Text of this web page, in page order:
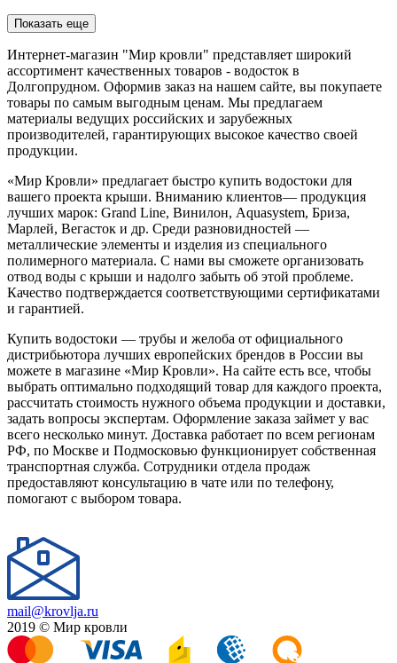
Показать еще
Интернет-магазин "Мир кровли" представляет широкий
ассортимент качественных товаров - водосток в
Долгопрудном. Оформив заказ на нашем сайте, вы покупаете
товары по самым выгодным ценам. Мы предлагаем
материалы ведущих российских и зарубежных
производителей, гарантирующих высокое качество своей
продукции.
«Мир Кровли» предлагает быстро купить водостоки для
вашего проекта крыши. Вниманию клиентов— продукция
лучших марок: Grand Line, Винилон, Aquasystem, Бриза,
Марлей, Вегасток и др. Среди разновидностей —
металлические элементы и изделия из специального
полимерного материала. С нами вы сможете организовать
отвод воды с крыши и надолго забыть об этой проблеме.
Качество подтверждается соответствующими сертификатами
и гарантией.
Купить водостоки — трубы и желоба от официального
дистрибьютора лучших европейских брендов в России вы
можете в магазине «Мир Кровли». На сайте есть все, чтобы
выбрать оптимально подходящий товар для каждого проекта,
рассчитать стоимость нужного объема продукции и доставки,
задать вопросы экспертам. Оформление заказа займет у вас
всего несколько минут. Доставка работает по всем регионам
РФ, по Москве и Подмосковью функционирует собственная
транспортная служба. Сотрудники отдела продаж
предоставляют консультацию в чате или по телефону,
помогают с выбором товара.
mail@krovlja.ru
2019 © Мир кровли